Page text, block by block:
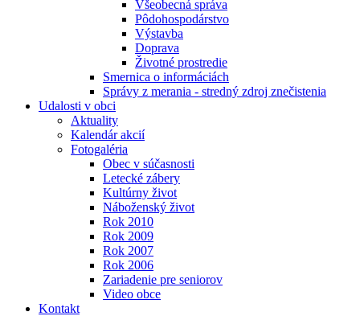
Všeobecná správa
Pôdohospodárstvo
Výstavba
Doprava
Životné prostredie
Smernica o informáciách
Správy z merania - stredný zdroj znečistenia
Udalosti v obci
Aktuality
Kalendár akcií
Fotogaléria
Obec v súčasnosti
Letecké zábery
Kultúrny život
Náboženský život
Rok 2010
Rok 2009
Rok 2007
Rok 2006
Zariadenie pre seniorov
Video obce
Kontakt